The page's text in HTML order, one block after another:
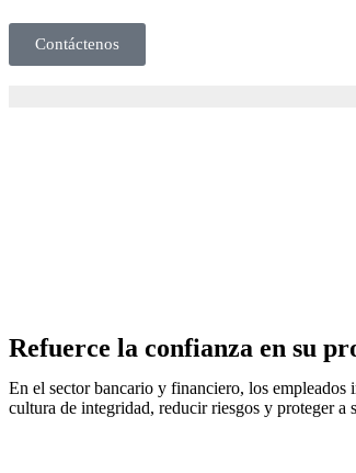
Contáctenos
Refuerce la confianza en su
En el sector bancario y financiero, los empleados
cultura de integridad, reducir riesgos y proteger